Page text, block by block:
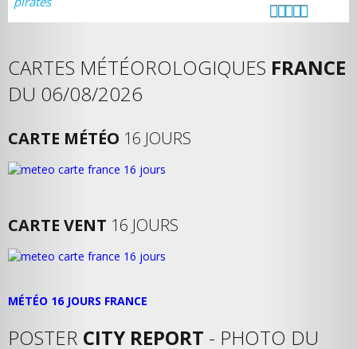
CARTES MÉTÉOROLOGIQUES FRANCE
DU 06/08/2026
CARTE MÉTÉO 16 JOURS
CARTE VENT 16 JOURS
MÉTÉO 16 JOURS FRANCE
POSTER CITY REPORT - PHOTO DU